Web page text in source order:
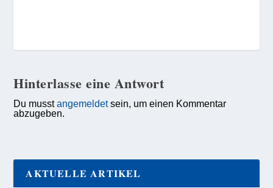
Hinterlasse eine Antwort
Du musstangemeldetsein, um einen Kommentar
abzugeben.
AKTUELLE ARTIKEL